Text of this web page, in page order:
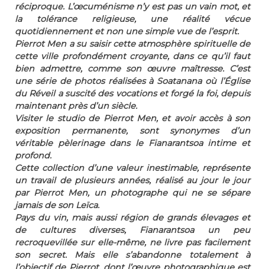
réciproque. L’œcuménisme n’y est pas un vain mot, et
la tolérance religieuse, une réalité vécue
quotidiennement et non une simple vue de l’esprit.
Pierrot Men a su saisir cette atmosphère spirituelle de
cette ville profondément croyante, dans ce qu’il faut
bien admettre, comme son œuvre maîtresse. C’est
une série de photos réalisées à Soatanana où l’Église
du Réveil a suscité des vocations et forgé la foi, depuis
maintenant près d’un siècle.
Visiter le studio de Pierrot Men, et avoir accès à son
exposition permanente, sont synonymes d’un
véritable pèlerinage dans le Fianarantsoa intime et
profond.
Cette collection d’une valeur inestimable, représente
un travail de plusieurs années, réalisé au jour le jour
par Pierrot Men, un photographe qui ne se sépare
jamais de son Leïca.
Pays du vin, mais aussi région de grands élevages et
de cultures diverses, Fianarantsoa un peu
recroquevillée sur elle-même, ne livre pas facilement
son secret. Mais elle s’abandonne totalement à